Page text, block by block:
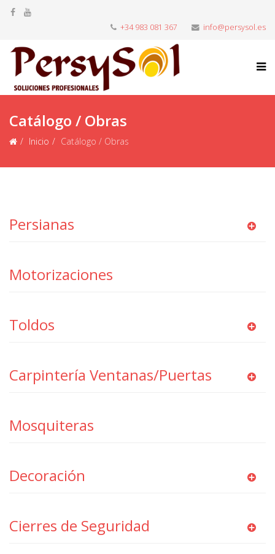
+34 983 081 367 info@persysol.es
Catálogo / Obras
Inicio Catálogo / Obras
Persianas
Motorizaciones
Toldos
Carpintería Ventanas/Puertas
Mosquiteras
Decoración
Cierres de Seguridad